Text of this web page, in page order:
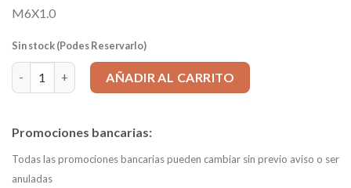
M6X1.0
Sin stock (Podes Reservarlo)
Macho manual/Máquina corto entrada en hélice HSSG - M 6 x
AÑADIR AL CARRITO
Promociones bancarias:
Todas las promociones bancarias pueden cambiar sin previo aviso o ser
anuladas